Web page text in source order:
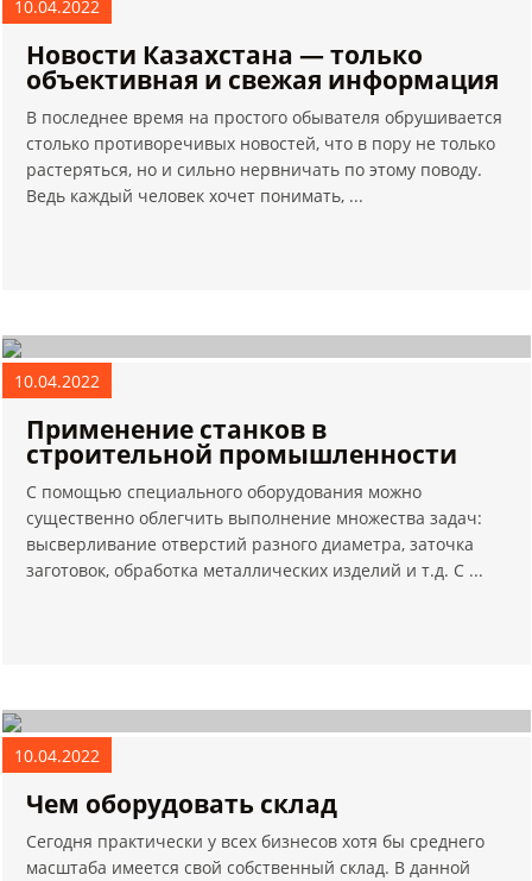
10.04.2022
Новости Казахстана — только
объективная и свежая информация
В последнее время на простого обывателя обрушивается
столько противоречивых новостей, что в пору не только
растеряться, но и сильно нервничать по этому поводу.
Ведь каждый человек хочет понимать, ...
10.04.2022
Применение станков в
строительной промышленности
С помощью специального оборудования можно
существенно облегчить выполнение множества задач:
высверливание отверстий разного диаметра, заточка
заготовок, обработка металлических изделий и т.д. С ...
10.04.2022
Чем оборудовать склад
Сегодня практически у всех бизнесов хотя бы среднего
масштаба имеется свой собственный склад. В данной